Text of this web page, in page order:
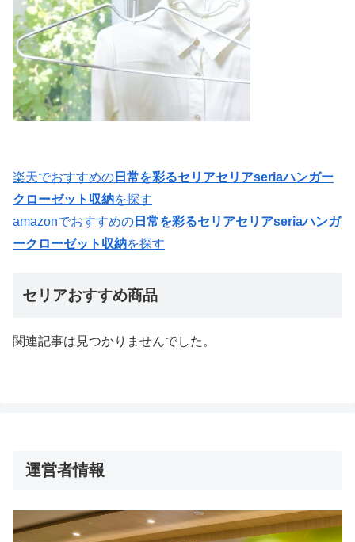
楽天でおすすめの 日常を彩るセリアセリアseriaハンガー
クローゼット収納を探す
amazonでおすすめの 日常を彩るセリアセリアseriaハンガ
ークローゼット収納を探す
セリアおすすめ商品
関連記事は見つかりませんでした。
運営者情報